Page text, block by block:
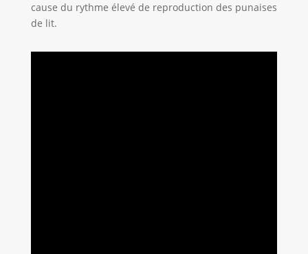
cause du rythme élevé de reproduction des punaises
de lit.